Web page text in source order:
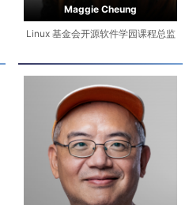
Maggie Cheung
Linux 基金会开源软件学园课程总监